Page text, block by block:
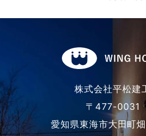
株式会社平松建
〒477-0031
愛知県東海市大田町